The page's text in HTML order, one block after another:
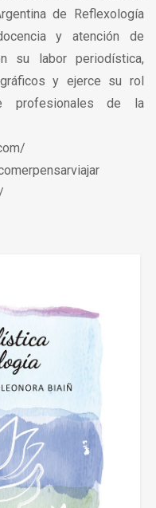
de Reflexología
y atención de
su labor periodística,
y ejerce su rol
profesionales de la